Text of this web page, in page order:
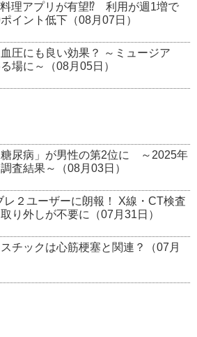
理アプリが有望⁉ 利用が週1増で
イント低下（08月07日）
血圧にも良い効果？ ～ミュージア
場に～（08月05日）
尿病」が男性の第2位に ～2025年
査結果～（08月03日）
レ２ユーザーに朗報！ X線・CT検査
り外しが不要に（07月31日）
チックは心筋梗塞と関連？（07月